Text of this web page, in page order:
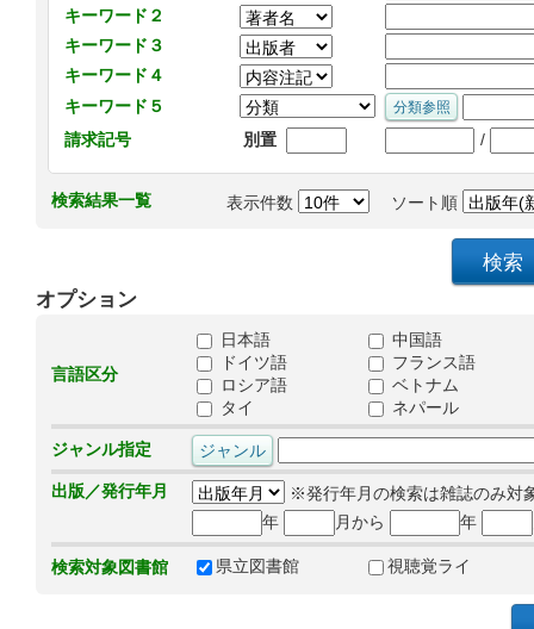
キーワード２
キーワード３
キーワード４
キーワード５
請求記号
別置 /
検索結果一覧 表示件数 ソート順
オプション
言語区分
日本語
中国語
ドイツ語
フランス語
ロシア語
ベトナム
タイ
ネパール
ジャンル指定
出版／発行年月
※発行年月の検索は雑誌のみ対
年
月から 年
検索対象図書館 県立図書館 視聴覚ライ